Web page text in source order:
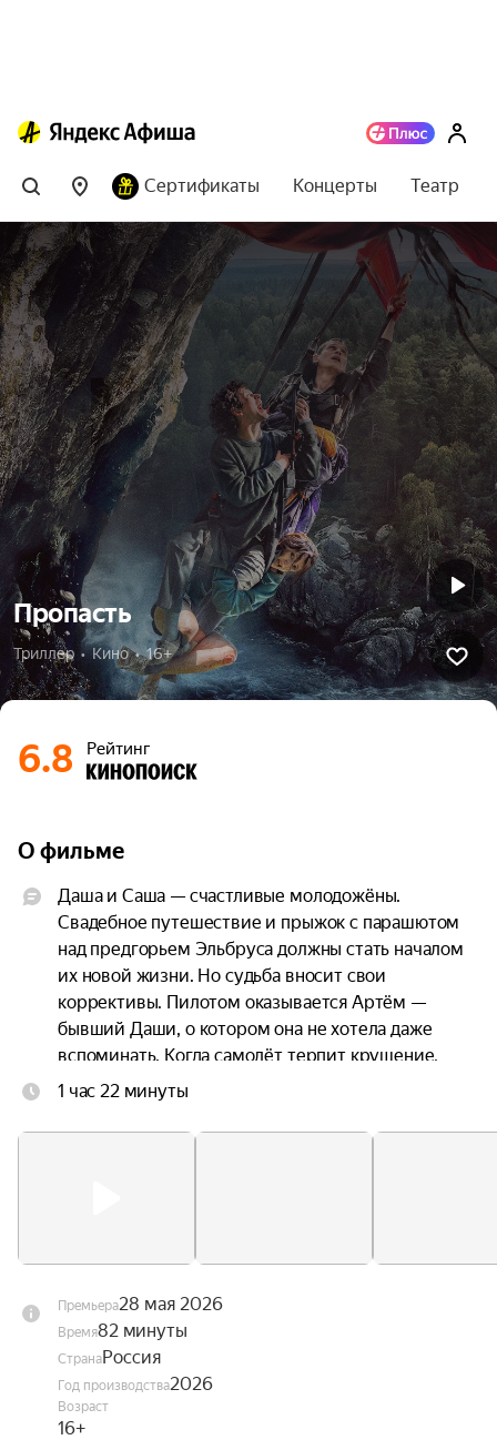
Сертификаты Концерты Театр
Пропасть
Триллер  •  Кино  •  16+
6.8 Рейтинг
О фильме
Даша и Саша — счастливые молодожёны.
Свадебное путешествие и прыжок с парашютом
над предгорьем Эльбруса должны стать началом
их новой жизни. Но судьба вносит свои
коррективы. Пилотом оказывается Артём —
бывший Даши, о котором она не хотела даже
вспоминать. Когда самолёт терпит крушение,
троим приходится прыгать без подготовки.
— но оказываются подвешены над горной
1 час 22 минуты
Премьера28 мая 2026
Время82 минуты
СтранаРоссия
Год производства2026
Возраст
16+